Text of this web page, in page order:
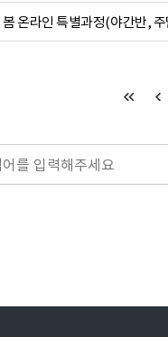
온라인 특별과정(야간반,